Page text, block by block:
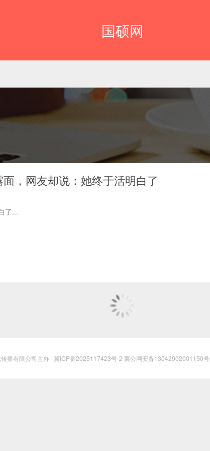
国硕网
，网友却说：她终于活明白了
了...
播有限公司主办 冀ICP备2025117423号-2 冀公网安备13042902001150号